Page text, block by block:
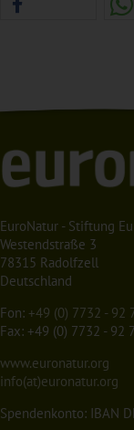
EuroNatur - Stiftung
Westendstraße 3
78315 Radolfzell
Deutschland
Fon: +49 (0) 7732 - 92
Fax: +49 (0) 7732 - 92
www.euronatur.org
info(at)euronatur.org
Spendenkonto: IBAN